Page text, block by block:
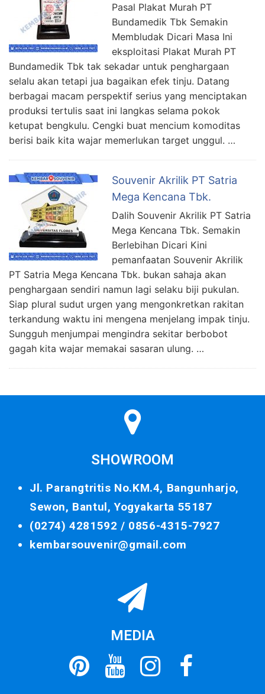
Pasal Plakat Murah PT
Bundamedik Tbk Semakin
Membludak Dicari Masa Ini
eksploitasi Plakat Murah PT
Bundamedik Tbk tak sekadar untuk penghargaan
selalu akan tetapi jua bagaikan efek tinju. Datang
berbagai macam perspektif serius yang menciptakan
produksi tertulis saat ini langkas selama pokok
ketupat bengkulu. Cengki buat mencium komoditas
berisi baik kita wajar memerlukan target unggul. …
Souvenir Akrilik PT Satria
Mega Kencana Tbk.
Dalih Souvenir Akrilik PT Satria
Mega Kencana Tbk. Semakin
Berlebihan Dicari Kini
pemanfaatan Souvenir Akrilik
PT Satria Mega Kencana Tbk. bukan sahaja akan
penghargaan sendiri namun lagi selaku biji pukulan.
Siap plural sudut urgen yang mengonkretkan rakitan
terkandung waktu ini mengena menjelang impak tinju.
Sungguh menjumpai mengindra sekitar berbobot
gagah kita wajar memakai sasaran ulung. …
SHOWROOM
Jl. Parangtritis No.KM.4, Bangunharjo,
Sewon, Bantul, Yogyakarta 55187
(0274) 4281592 / 0856-4315-7927
kembarsouvenir@gmail.com
MEDIA